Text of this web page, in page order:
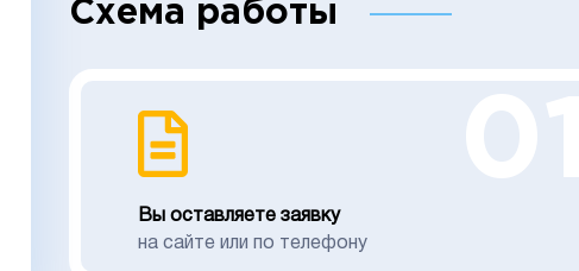
Схема работы
Вы оставляете заявку
на сайте или по телефону